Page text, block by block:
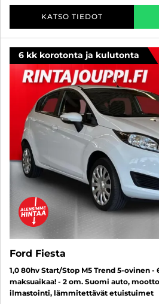
KATSO TIEDOT
6 kk korotonta ja kulutonta
Ford Fiesta
1,0 80hv Start/Stop M5 Trend 5-ovinen
maksuaikaa! - 2 om. Suomi auto,
ilmastointi, lämmitettävät etuistuimet